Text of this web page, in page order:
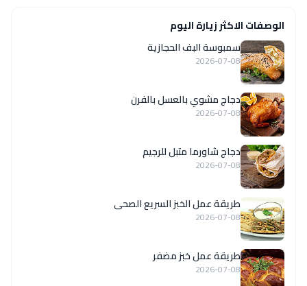
الوصفات الاكثر زيارة اليوم
سمبوسة البف الحجازية
2026-07-08
دجاج مشوي بالعسل بالفرن
2026-07-08
دجاج شاورما متبل للرجيم
2026-07-08
طريقة عمل الخبز السريع الصحى
2026-07-08
طريقة عمل خبز مضفر
2026-07-08